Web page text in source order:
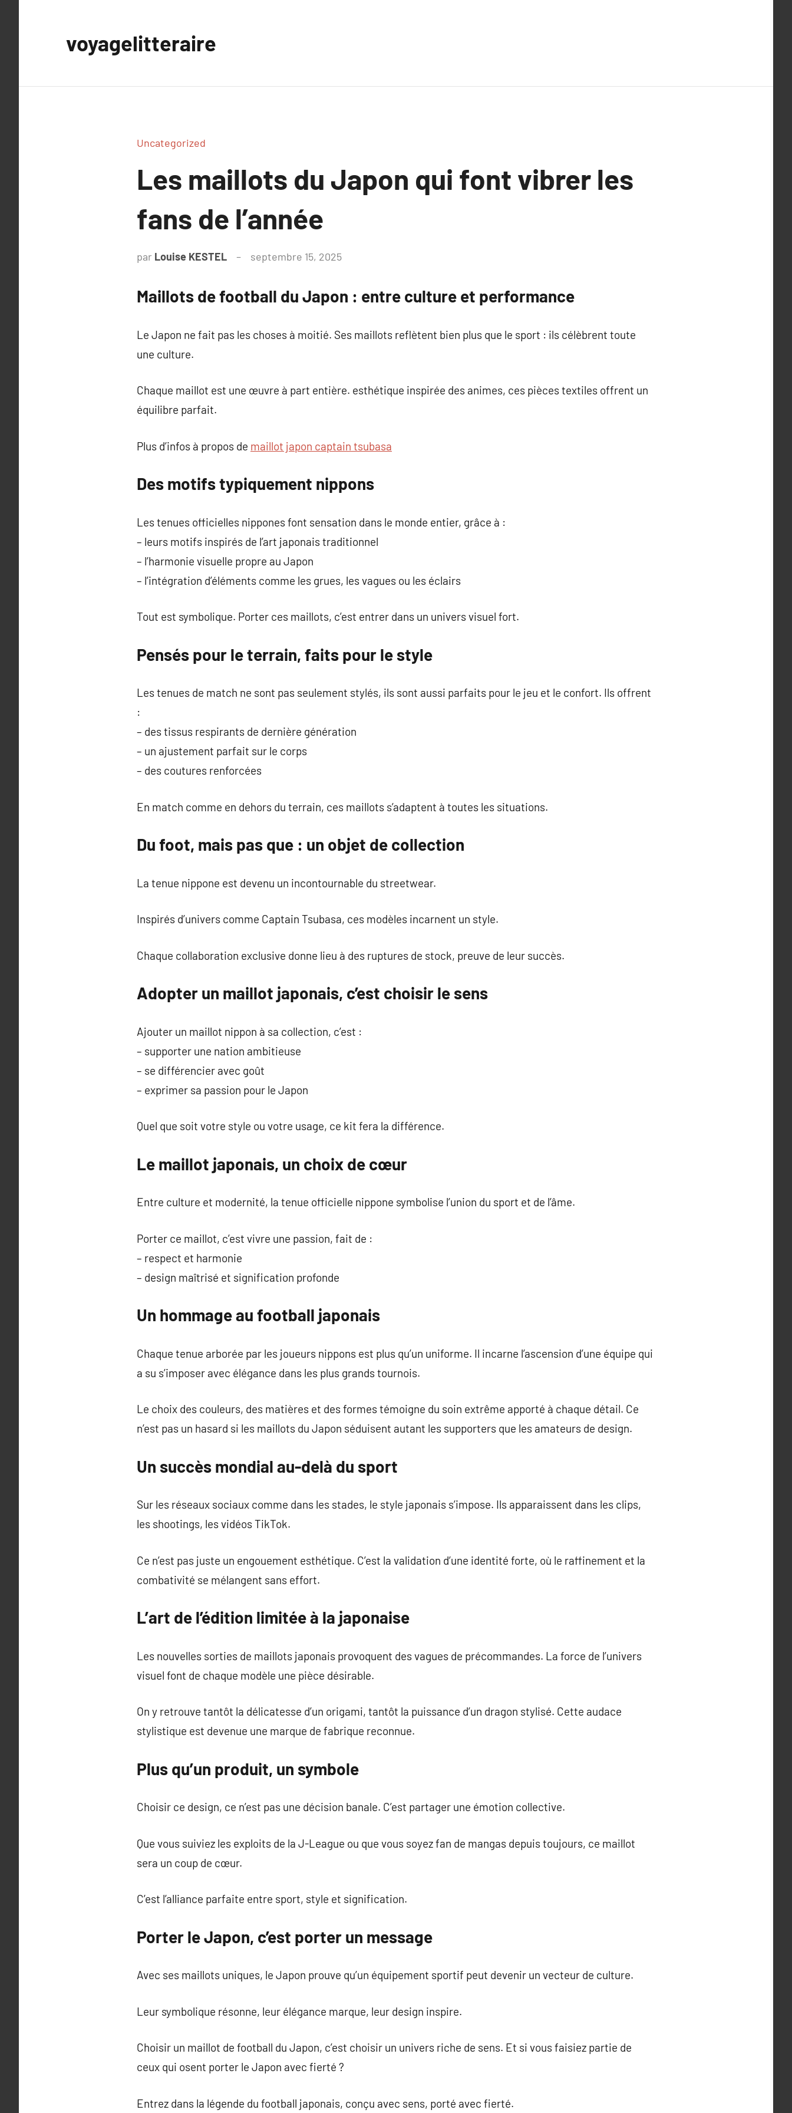
voyagelitteraire
Uncategorized
Les maillots du Japon qui font vibrer les
fans de l’année
par Louise KESTEL septembre 15, 2025
Maillots de football du Japon : entre culture et performance
Le Japon ne fait pas les choses à moitié. Ses maillots reflètent bien plus que le sport : ils célèbrent toute
une culture.
Chaque maillot est une œuvre à part entière. esthétique inspirée des animes, ces pièces textiles offrent un
équilibre parfait.
Plus d’infos à propos de maillot japon captain tsubasa
Des motifs typiquement nippons
Les tenues officielles nippones font sensation dans le monde entier, grâce à :
– leurs motifs inspirés de l’art japonais traditionnel
– l’harmonie visuelle propre au Japon
– l’intégration d’éléments comme les grues, les vagues ou les éclairs
Tout est symbolique. Porter ces maillots, c’est entrer dans un univers visuel fort.
Pensés pour le terrain, faits pour le style
Les tenues de match ne sont pas seulement stylés, ils sont aussi parfaits pour le jeu et le confort. Ils offrent
:
– des tissus respirants de dernière génération
– un ajustement parfait sur le corps
– des coutures renforcées
En match comme en dehors du terrain, ces maillots s’adaptent à toutes les situations.
Du foot, mais pas que : un objet de collection
La tenue nippone est devenu un incontournable du streetwear.
Inspirés d’univers comme Captain Tsubasa, ces modèles incarnent un style.
Chaque collaboration exclusive donne lieu à des ruptures de stock, preuve de leur succès.
Adopter un maillot japonais, c’est choisir le sens
Ajouter un maillot nippon à sa collection, c’est :
– supporter une nation ambitieuse
– se différencier avec goût
– exprimer sa passion pour le Japon
Quel que soit votre style ou votre usage, ce kit fera la différence.
Le maillot japonais, un choix de cœur
Entre culture et modernité, la tenue officielle nippone symbolise l’union du sport et de l’âme.
Porter ce maillot, c’est vivre une passion, fait de :
– respect et harmonie
– design maîtrisé et signification profonde
Un hommage au football japonais
Chaque tenue arborée par les joueurs nippons est plus qu’un uniforme. Il incarne l’ascension d’une équipe qui
a su s’imposer avec élégance dans les plus grands tournois.
Le choix des couleurs, des matières et des formes témoigne du soin extrême apporté à chaque détail. Ce
n’est pas un hasard si les maillots du Japon séduisent autant les supporters que les amateurs de design.
Un succès mondial au-delà du sport
Sur les réseaux sociaux comme dans les stades, le style japonais s’impose. Ils apparaissent dans les clips,
les shootings, les vidéos TikTok.
Ce n’est pas juste un engouement esthétique. C’est la validation d’une identité forte, où le raffinement et la
combativité se mélangent sans effort.
L’art de l’édition limitée à la japonaise
Les nouvelles sorties de maillots japonais provoquent des vagues de précommandes. La force de l’univers
visuel font de chaque modèle une pièce désirable.
On y retrouve tantôt la délicatesse d’un origami, tantôt la puissance d’un dragon stylisé. Cette audace
stylistique est devenue une marque de fabrique reconnue.
Plus qu’un produit, un symbole
Choisir ce design, ce n’est pas une décision banale. C’est partager une émotion collective.
Que vous suiviez les exploits de la J-League ou que vous soyez fan de mangas depuis toujours, ce maillot
sera un coup de cœur.
C’est l’alliance parfaite entre sport, style et signification.
Porter le Japon, c’est porter un message
Avec ses maillots uniques, le Japon prouve qu’un équipement sportif peut devenir un vecteur de culture.
Leur symbolique résonne, leur élégance marque, leur design inspire.
Choisir un maillot de football du Japon, c’est choisir un univers riche de sens. Et si vous faisiez partie de
ceux qui osent porter le Japon avec fierté ?
Entrez dans la légende du football japonais, conçu avec sens, porté avec fierté.